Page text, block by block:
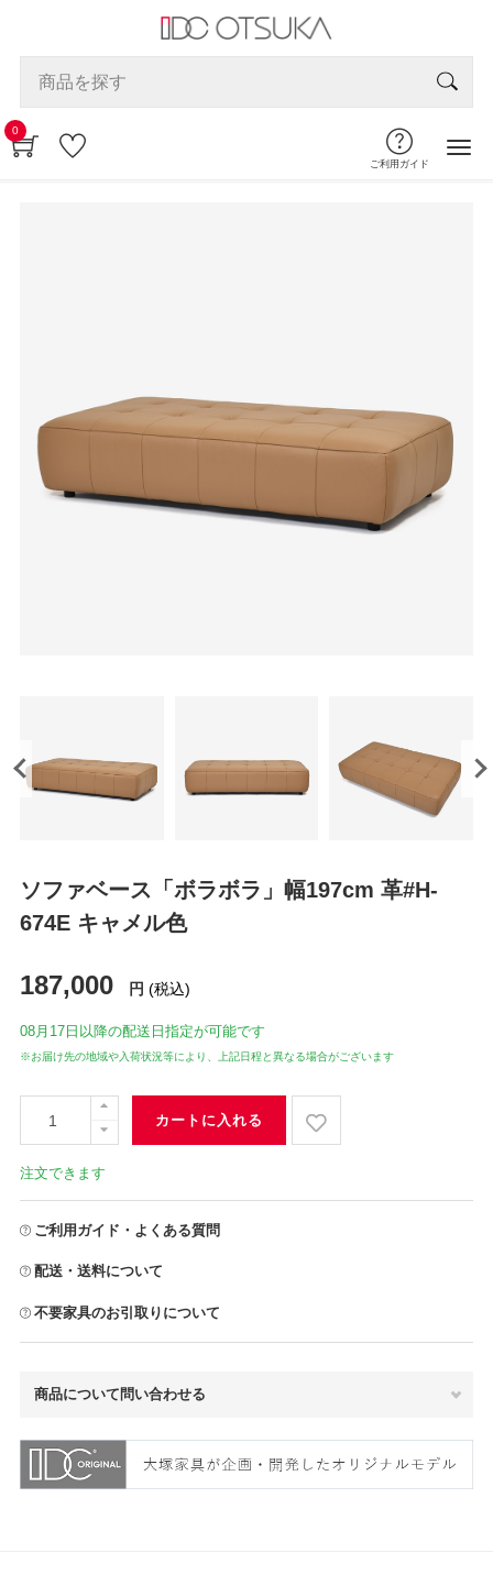
0
ご利用ガイド
ソファベース「ボラボラ」幅197cm 革#H-
674E キャメル色
187,000 円 (税込)
08月17日 以降の配送日指定が可能です
※お届け先の地域や入荷状況等により、上記日程と異なる場合がございます
カートに入れる
注文できます
ご利用ガイド・よくある質問
配送・送料について
不要家具のお引取りについて
商品について問い合わせる